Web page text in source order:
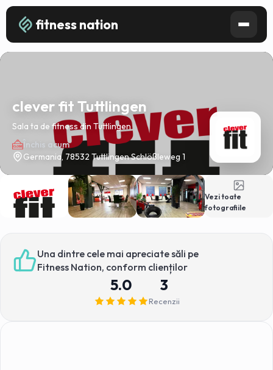
fitness nation
clever fit Tuttlingen
Sala ta de fitness din Tuttlingen
Închis acum
Germania, 78532 Tuttlingen Schlößleweg 1
Vezi toate
fotografiile
Una dintre cele mai apreciate săli pe
Fitness Nation, conform clienților
5.0 3
Recenzii